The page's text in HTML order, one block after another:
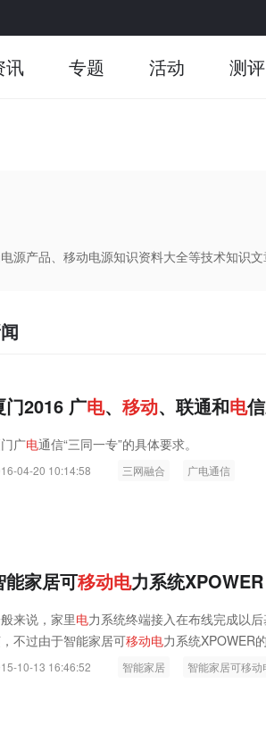
讯 专题 活动 测评
源产品、移动电源知识资料大全等技术知识
门2016 广电、 移动、联通和电
广电通信“三同一专”的具体要求。
04-20 10:14:58 三网融合 广电通信
能家居可移动电力系统XPOWER
来说，家里电力系统终端接入在布线完成以
不过由于智能家居可移动电力系统XPOWER
10-13 16:46:52 智能家居 智能家居可移